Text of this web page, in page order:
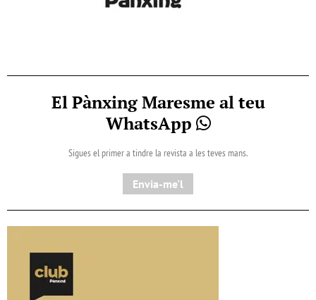
El Pànxing Maresme al teu
WhatsApp
Sigues el primer a tindre la revista a les teves mans.
Envia-me'l